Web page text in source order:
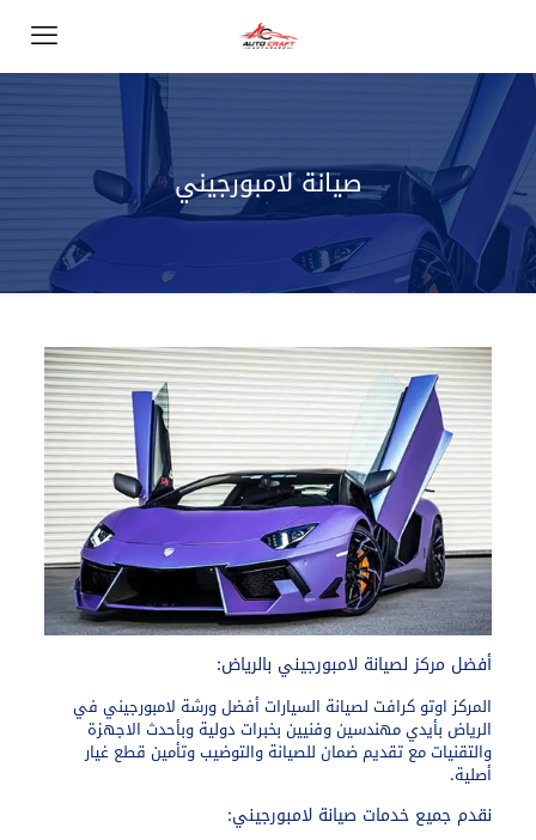
صيانة لامبورجيني
أفضل مركز لصيانة لامبورجيني بالرياض:​
المركز اوتو كرافت لصيانة السيارات أفضل ورشة لامبورجيني في
الرياض بأيدي مهندسين وفنيين بخبرات دولية وبأحدث الاجهزة
والتقنيات مع تقديم ضمان للصيانة والتوضيب وتأمين قطع غيار
أصلية.
نقدم جميع خدمات صيانة لامبورجيني: